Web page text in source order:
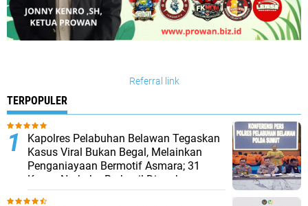
Referral link
TERPOPULER
Kapolres Pelabuhan Belawan Tegaskan
Kasus Viral Bukan Begal, Melainkan
Penganiayaan Bermotif Asmara; 31
Kasus Narkoba Berhasil Diungkap